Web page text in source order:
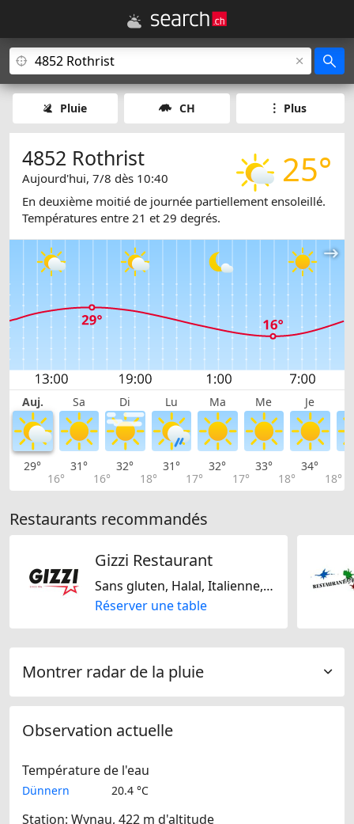
Pluie CH Plus
25°
4852 Rothrist
Aujourd'hui, 7/8 dès 10:40
En deuxième moitié de journée partiellement ensoleillé.
Températures entre 21 et 29 degrés.
Auj. Sa Di Lu Ma Me Je
29°
16°
31°
16°
32°
18°
31°
17°
32°
17°
33°
18°
34°
18°
Restaurants recommandés
Gizzi Restaurant
Sans gluten, Halal, Italienne, Suisse, Allemande, De saison, Europe Centrale, Méditarranéenne, Fast Food, Américaine, Régionale
Réserver une table
Montrer radar de la pluie
Observation actuelle
Température de l'eau
Dünnern 20.4 °C
Station: Wynau, 422 m d'altitude